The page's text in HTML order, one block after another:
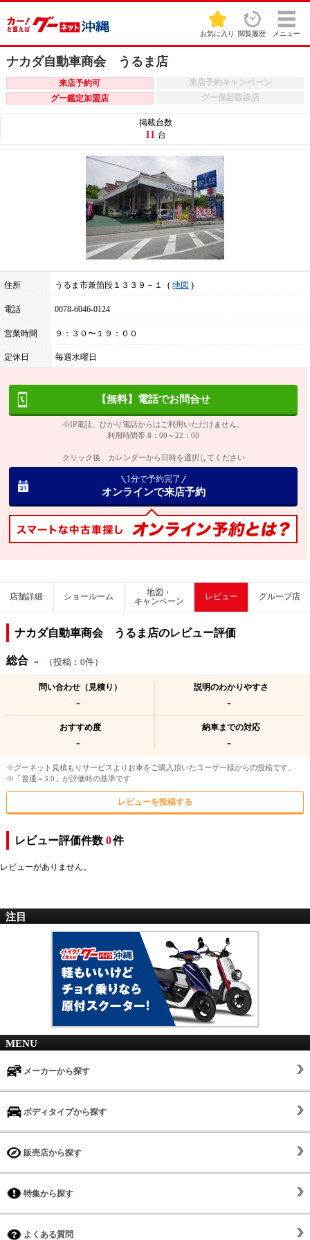
お気に入り 閲覧履歴 メニュー
ナカダ自動車商会 うるま店
来店予約可
来店予約キャンペーン
グー鑑定加盟店
グー保証取扱店
住所 うるま市兼箇段１３３９－１ 地図
電話 0078-6046-0124
営業時間 ９：３０〜１９：００
定休日 毎週水曜日
掲載台数
11 台
【無料】電話でお問合せ
※IP電話、ひかり電話からはご利用いただけません。
利用時間帯 8：00～22：00
クリック後、カレンダーから日時を選択してください
1分で予約完了
オンラインで来店予約
店舗詳細 ショールーム
地図・
キャンペーン
レビュー グループ店
ナカダ自動車商会 うるま店のレビュー評価
総合 - （投稿：0件）
問い合わせ（見積り）
-
説明のわかりやすさ
-
おすすめ度
-
納車までの対応
-
※グーネット見積もりサービスよりお車をご購入頂いたユーザー様からの投稿です。
※「普通＝3.0」が評価時の基準です
レビューを投稿する
レビュー評価件数 0件
レビューがありません。
注目
MENU
メーカーから探す
ボディタイプから探す
販売店から探す
特集から探す
よくある質問